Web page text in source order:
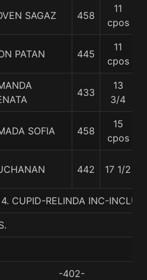
SAGAZ 458
11
cpos
PATAN 445
11
cpos
433
13
3/4
SOFIA 458
15
cpos
442 17 1/2
CUPID-RELINDA INC-
-402-